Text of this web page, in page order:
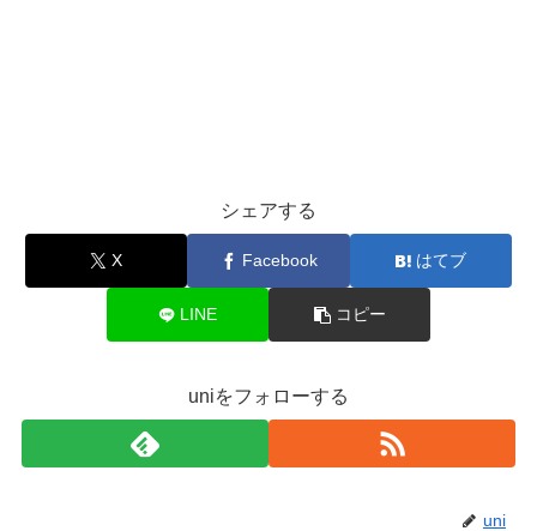
シェアする
X Facebook はてブ
LINE コピー
uniをフォローする
uni